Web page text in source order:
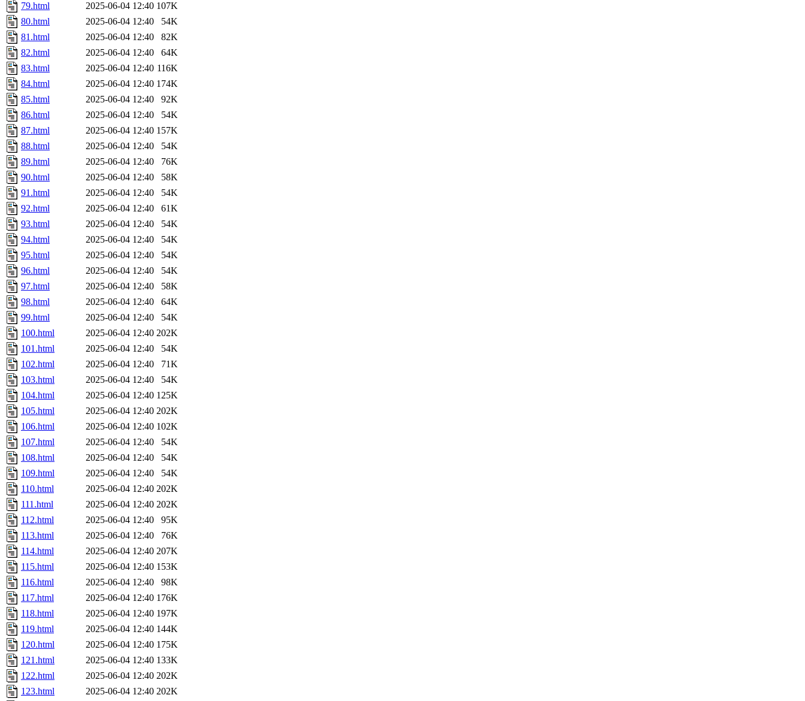
79.html
2025-06-04 12:40 107K
80.html
2025-06-04 12:40
54K
81.html
2025-06-04 12:40
82K
82.html
2025-06-04 12:40
64K
83.html
2025-06-04 12:40 116K
84.html
2025-06-04 12:40 174K
85.html
2025-06-04 12:40
92K
86.html
2025-06-04 12:40
54K
87.html
2025-06-04 12:40 157K
88.html
2025-06-04 12:40
54K
89.html
2025-06-04 12:40
76K
90.html
2025-06-04 12:40
58K
91.html
2025-06-04 12:40
54K
92.html
2025-06-04 12:40
61K
93.html
2025-06-04 12:40
54K
94.html
2025-06-04 12:40
54K
95.html
2025-06-04 12:40
54K
96.html
2025-06-04 12:40
54K
97.html
2025-06-04 12:40
58K
98.html
2025-06-04 12:40
64K
99.html
2025-06-04 12:40
54K
100.html
2025-06-04 12:40 202K
101.html
2025-06-04 12:40
54K
102.html
2025-06-04 12:40
71K
103.html
2025-06-04 12:40
54K
104.html
2025-06-04 12:40 125K
105.html
2025-06-04 12:40 202K
106.html
2025-06-04 12:40 102K
107.html
2025-06-04 12:40
54K
108.html
2025-06-04 12:40
54K
109.html
2025-06-04 12:40
54K
110.html
2025-06-04 12:40 202K
111.html
2025-06-04 12:40 202K
112.html
2025-06-04 12:40
95K
113.html
2025-06-04 12:40
76K
114.html
2025-06-04 12:40 207K
115.html
2025-06-04 12:40 153K
116.html
2025-06-04 12:40
98K
117.html
2025-06-04 12:40 176K
118.html
2025-06-04 12:40 197K
119.html
2025-06-04 12:40 144K
120.html
2025-06-04 12:40 175K
121.html
2025-06-04 12:40 133K
122.html
2025-06-04 12:40 202K
123.html
2025-06-04 12:40 202K